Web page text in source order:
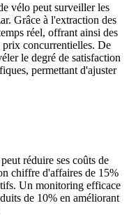
vélo peut surveiller les
Grâce à l'extraction des
réel, offrant ainsi des
prix concurrentielles. De
le degré de satisfaction
permettant d'ajuster
réduire ses coûts de
chiffre d'affaires de 15%
Un monitoring efficace
de 10% en améliorant